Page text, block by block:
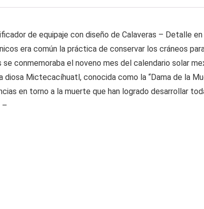
de equipaje con diseño de Calaveras – Detalle
era común la práctica de conservar los cráneos
conmemoraba el noveno mes del calendario solar
Mictecacíhuatl, conocida como la “Dama de la
en torno a la muerte que han logrado desarrollar
–